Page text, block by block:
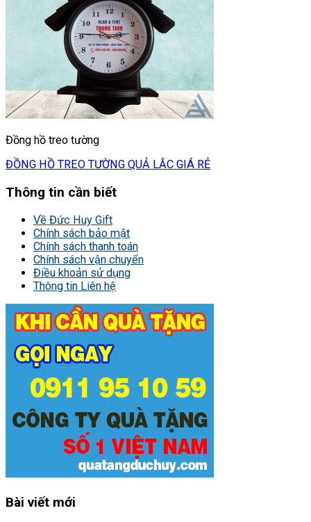
Đồng hồ treo tường
ĐỒNG HỒ TREO TƯỜNG QUẢ LẮC GIÁ RẺ
Thông tin cần biết
Về Đức Huy Gift
Chính sách bảo mật
Chính sách thanh toán
Chính sách vận chuyển
Điều khoản sử dụng
Thông tin Liên hệ
Bài viết mới